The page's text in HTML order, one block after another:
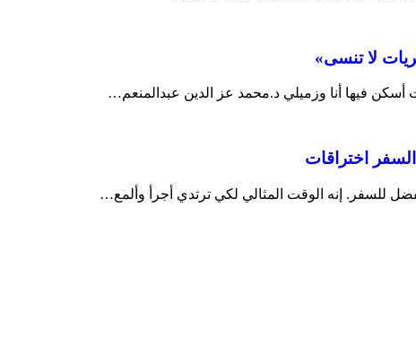
فيها أنا وزميلي د.محمد عز الدين عبدالمنعم…
اختراقات
للسفر. إنه الوقت المثالي لكي ترتدي أجرأ وألمع…